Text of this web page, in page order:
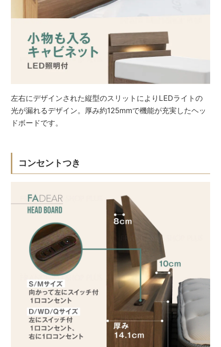
左右にデザインされた縦型のスリットによりLEDライトの
光が漏れるデザイン。厚み約125mmで機能が充実したヘッ
ドボードです。
コンセントつき